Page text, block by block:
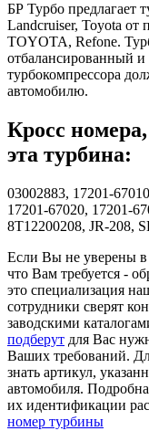
БР Турбо предлагает
Landcruiser, Toyota от
TOYOTA, Refone.
отбалансированный
турбокомпрессора
автомобилю.
Кросс
эта турбина:
03002883, 17201-
17201-67020, 17201-
8T12200208, JR-208,
Если Вы не уверены в
что Вам требуется -
это специализация
сотрудники сверят
заводскими
подберут для Вас
Ваших требований.
знать артикул,
автомобиля.
их идентификации
номер турбины